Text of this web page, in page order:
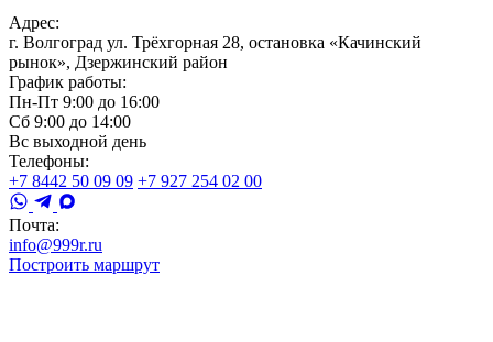
Адрес:
г. Волгоград ул. Трёхгорная 28, остановка «Качинский
рынок», Дзержинский район
График работы:
Пн-Пт 9:00 до 16:00
Сб 9:00 до 14:00
Вс выходной день
Телефоны:
+7 8442 50 09 09 +7 927 254 02 00
Почта:
info@999r.ru
Построить маршрут